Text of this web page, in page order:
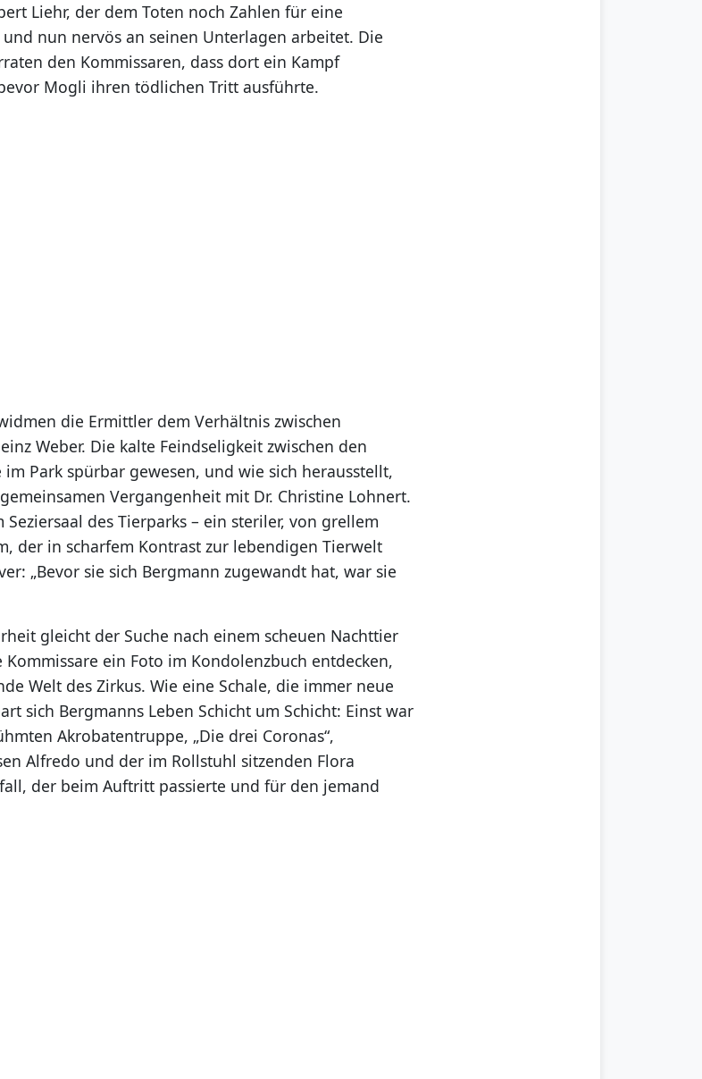
Liehr, der dem Toten noch Zahlen für eine
nun nervös an seinen Unterlagen arbeitet. Die
den Kommissaren, dass dort ein Kampf
Mogli ihren tödlichen Tritt ausführte.
die Ermittler dem Verhältnis zwischen
Weber. Die kalte Feindseligkeit zwischen den
Park spürbar gewesen, und wie sich herausstellt,
Vergangenheit mit Dr. Christine Lohnert.
Seziersaal des Tierparks – ein steriler, von grellem
der in scharfem Kontrast zur lebendigen Tierwelt
„Bevor sie sich Bergmann zugewandt hat, war sie
gleicht der Suche nach einem scheuen Nachttier
ein Foto im Kondolenzbuch entdecken,
Welt des Zirkus. Wie eine Schale, die immer neue
sich Bergmanns Leben Schicht um Schicht: Einst war
Akrobatentruppe, „Die drei Coronas“,
Alfredo und der im Rollstuhl sitzenden Flora
der beim Auftritt passierte und für den jemand